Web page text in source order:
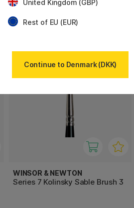
WINSOR & NEWTON
Series 7 Kolinsky Sable Brush 3
United Kingdom (GBP)
Rest of EU (EUR)
Continue to Denmark (DKK)